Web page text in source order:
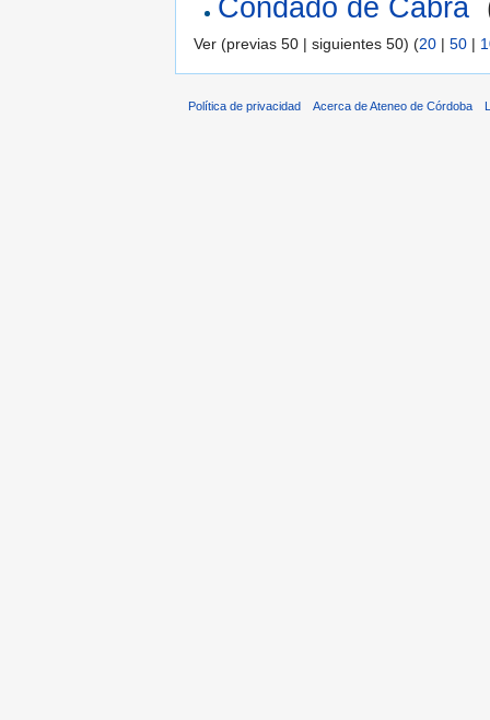
Condado de Cabra
Ver (previas 50 | siguientes 50) (20 | 50 |
Política de privacidad Acerca de Ateneo de Córdoba